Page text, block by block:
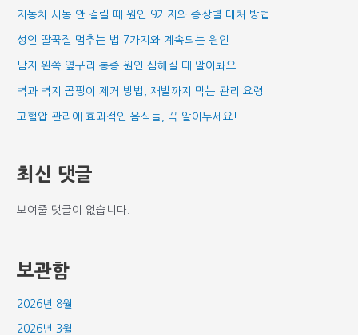
자동차 시동 안 걸릴 때 원인 9가지와 증상별 대처 방법
성인 딸꾹질 멈추는 법 7가지와 계속되는 원인
남자 왼쪽 옆구리 통증 원인 심해질 때 알아봐요
벽과 벽지 곰팡이 제거 방법, 재발까지 막는 관리 요령
고혈압 관리에 효과적인 음식들, 꼭 알아두세요!
최신 댓글
보여줄 댓글이 없습니다.
보관함
2026년 8월
2026년 3월